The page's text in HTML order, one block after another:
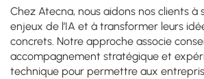
Chez Atecna, nous aidons nos clients à
enjeux de l’IA et à transformer leurs
concrets. Notre approche associe
accompagnement stratégique et
technique pour permettre aux